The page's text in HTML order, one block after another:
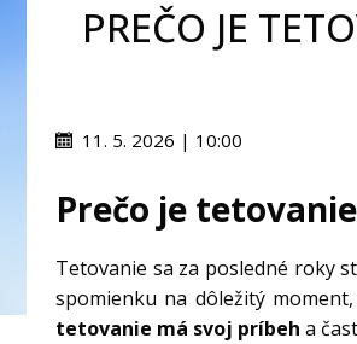
PREČO JE
11. 5. 2026 | 10:00
Prečo je
Tetovanie sa za posledné roky
spomienku na dôležitý
tetovanie má svoj príbeh a